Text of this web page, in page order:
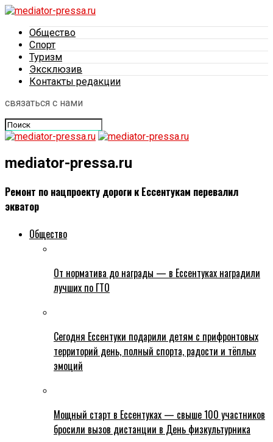
Общество
Спорт
Туризм
Эксклюзив
Контакты редакции
связаться с нами
mediator-pressa.ru
Ремонт по нацпроекту дороги к Ессентукам перевалил
экватор
Общество
От норматива до награды — в Ессентуках наградили
лучших по ГТО
Сегодня Ессентуки подарили детям с прифронтовых
территорий день, полный спорта, радости и тёплых
эмоций
Мощный старт в Ессентуках — свыше 100 участников
бросили вызов дистанции в День физкультурника